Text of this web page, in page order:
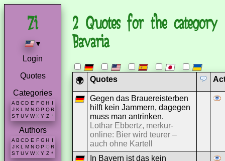
▾
Login
Quotes
Categories
A B C D E F G H I
J K L M N O P Q R
S T U V W X Y Z *
Authors
A B C D E F G H
J K L M N O P Q R
S T U V W X Y Z *
2 Quotes for the category
Bavaria
🌍 Quotes
Gegen das Brauereisterben
hilft kein Jammern, dagegen
muss man antrinken.
Lothar Ebbertz, merkur-
online: Bier wird teurer –
auch ohne Kartell
In Bayern ist das kein